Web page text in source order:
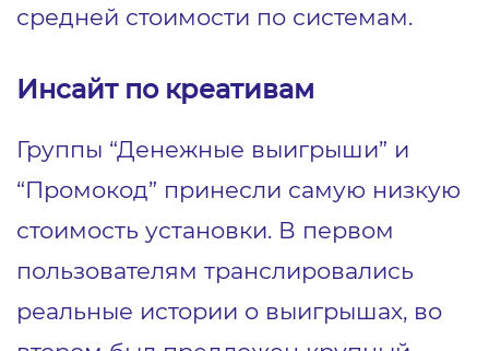
средней стоимости по системам.
Инсайт по креативам
Группы “Денежные выигрыши” и
“Промокод” принесли самую низкую
стоимость установки. В первом
пользователям транслировались
реальные истории о выигрышах, во